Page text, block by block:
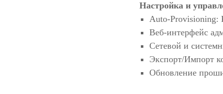
Настройка и
Auto-Provisioning:
Веб-интерфейс
Сетевой и
Экспорт/Импорт
Обновление